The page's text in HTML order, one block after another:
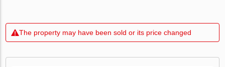
The property may have been sold or its price changed